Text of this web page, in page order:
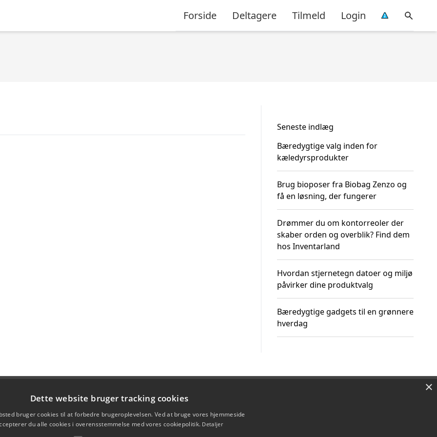
Forside Deltagere Tilmeld Login
Seneste indlæg
Bæredygtige valg inden for
kæledyrsprodukter
Brug bioposer fra Biobag Zenzo og
få en løsning, der fungerer
Drømmer du om kontorreoler der
skaber orden og overblik? Find dem
hos Inventarland
Hvordan stjernetegn datoer og miljø
påvirker dine produktvalg
Bæredygtige gadgets til en grønnere
hverdag
×
Dette website bruger tracking cookies
bruger cookies til at forbedre brugeroplevelsen. Ved at bruge vores hjemmeside
du alle cookies i overensstemmelse med vores cookiepolitik. Detaljer